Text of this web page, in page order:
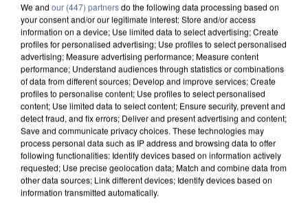
INCENDIES : L’ÎLE-DE-FRANCE LANCE UN ÉLAN
DE SOLIDARITÉ AVEC LES...
We and our (447) partnersdo the following data processing based on
your consent and/or our legitimate interest: Store and/or access
information on a device; Use limited data to select advertising; Create
profiles for personalised advertising; Use profiles to select personalised
advertising; Measure advertising performance; Measure content
performance; Understand audiences through statistics or combinations
of data from different sources; Develop and improve services; Create
profiles to personalise content; Use profiles to select personalised
content; Use limited data to select content; Ensure security, prevent and
detect fraud, and fix errors; Deliver and present advertising and content;
Save and communicate privacy choices. These technologies may
process personal data such as IP address and browsing data to offer
following functionalities: Identify devices based on information actively
requested; Use precise geolocation data; Match and combine data from
other data sources; Link different devices; Identify devices based on
information transmitted automatically.